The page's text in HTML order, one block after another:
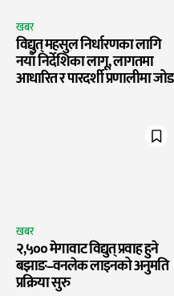
खबर
विद्युत् महसुल निर्धारणका लागि
नयाँ निर्देशिका लागू, लागतमा
आधारित र पारदर्शी प्रणालीमा जोड
खबर
२,५०० मेगावाट विद्युत् प्रवाह हुने
बझाङ–वनलेक लाइनको अनुमति
प्रक्रिया सुरु